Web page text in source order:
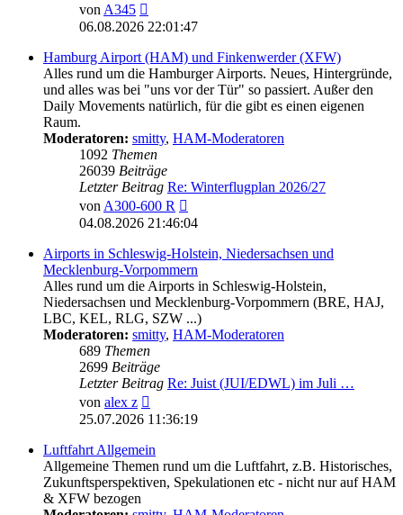
vonA345
Beitrag
06.08.2026 22:01:47
Hamburg Airport (HAM) und Finkenwerder (XFW)
Alles rund um die Hamburger Airports. Neues, Hintergründe,
und alles was bei "uns vor der Tür" so passiert. Außer den
Daily Movements natürlich, für die gibt es einen eigenen
Raum.
Moderatoren: smitty, HAM-Moderatoren
1092 Themen
26039 Beiträge
Letzter Beitrag Re: Winterflugplan 2026/27
vonA300-600 R
Beitrag
04.08.2026 21:46:04
Airports in Schleswig-Holstein, Niedersachsen und
Mecklenburg-Vorpommern
Alles rund um die Airports in Schleswig-Holstein,
Niedersachsen und Mecklenburg-Vorpommern (BRE, HAJ,
LBC, KEL, RLG, SZW ...)
Moderatoren: smitty, HAM-Moderatoren
689 Themen
2699 Beiträge
Letzter Beitrag Re: Juist (JUI/EDWL) im Juli …
von alex z
Beitrag
25.07.2026 11:36:19
Luftfahrt Allgemein
Allgemeine Themen rund um die Luftfahrt, z.B. Historisches,
Zukunftsperspektiven, Spekulationen etc - nicht nur auf HAM
& XFW bezogen